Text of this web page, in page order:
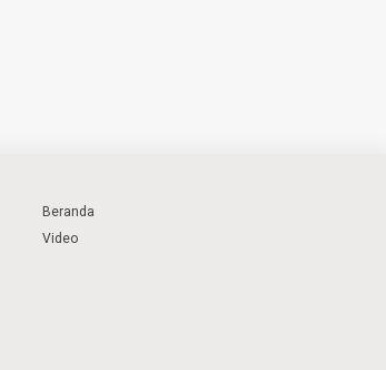
Beranda
Video